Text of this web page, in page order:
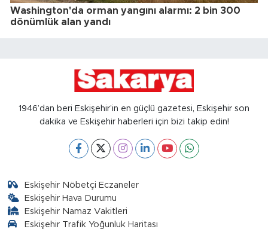
Washington'da orman yangını alarmı: 2 bin 300
dönümlük alan yandı
1946’dan beri Eskişehir’in en güçlü gazetesi, Eskişehir son
dakika ve Eskişehir haberleri için bizi takip edin!
Eskişehir Nöbetçi Eczaneler
Eskişehir Hava Durumu
Eskişehir Namaz Vakitleri
Eskişehir Trafik Yoğunluk Haritası